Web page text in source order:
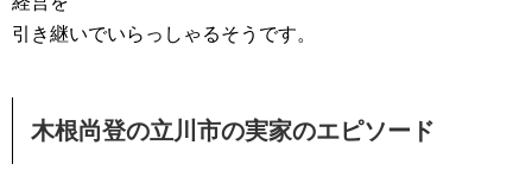
引き継いでいらっしゃるそうです。
木根尚登の立川市の実家のエピソード